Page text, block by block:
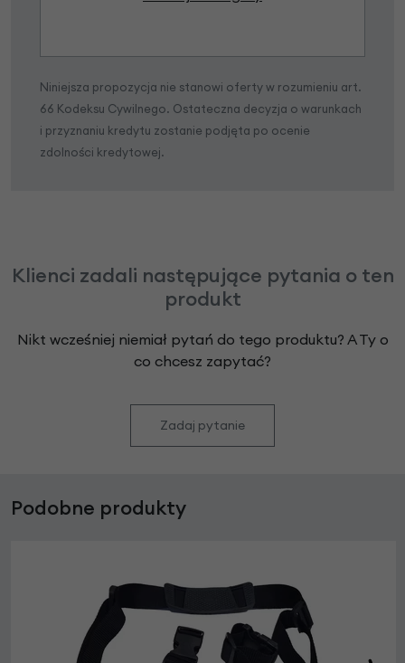
Niniejsza propozycja nie stanowi oferty w rozumieniu art.
66 Kodeksu Cywilnego. Ostateczna decyzja o warunkach
i przyznaniu kredytu zostanie podjęta po ocenie
zdolności kredytowej.
Klienci zadali następujące pytania o ten
produkt
Nikt wcześniej niemiał pytań do tego produktu? A Ty o
co chcesz zapytać?
Zadaj pytanie
Podobne produkty